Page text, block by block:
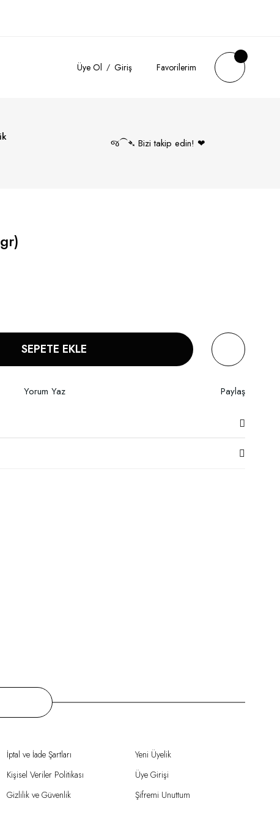
Üye Ol Giriş Favorilerim
જ⁀➴ Bizi takip edin! ❤︎
SEPETE EKLE
Yorum Yaz Paylaş
İptal ve İade Şartları
Kişisel Veriler Politikası
Gizlilik ve Güvenlik
Yeni Üyelik
Üye Girişi
Şifremi Unuttum